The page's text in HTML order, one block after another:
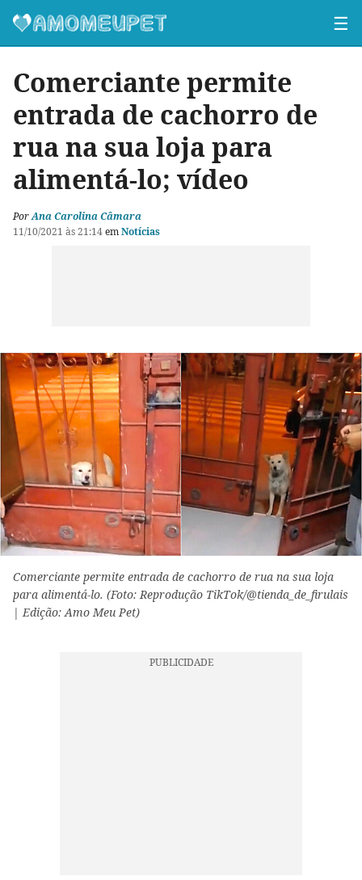
☰
Comerciante permite
entrada de cachorro de
rua na sua loja para
alimentá-lo; vídeo
PorAna Carolina Câmara
11/10/2021 às 21:14emNotícias
Comerciante permite entrada de cachorro de rua na sua loja
para alimentá-lo. (Foto: Reprodução TikTok/@tienda_de_firulais
| Edição: Amo Meu Pet)